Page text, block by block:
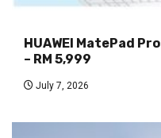
HUAWEI MatePad
– RM 5,999
July 7, 2026